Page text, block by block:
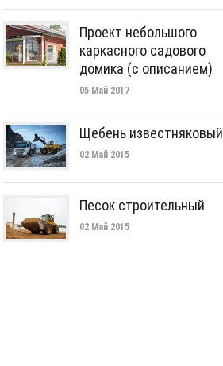
Проект небольшого
каркасного садового
домика (с описанием)
05 Май 2017
Щебень известняковый
02 Май 2015
Песок строительный
02 Май 2015